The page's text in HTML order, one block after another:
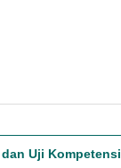
Uji Kompetensi